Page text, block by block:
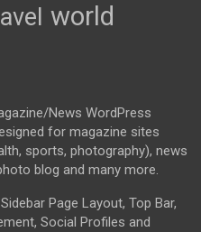
world
News WordPress
for magazine sites
sports, photography), news
blog and many more.
Page Layout, Top Bar,
Social Profiles and